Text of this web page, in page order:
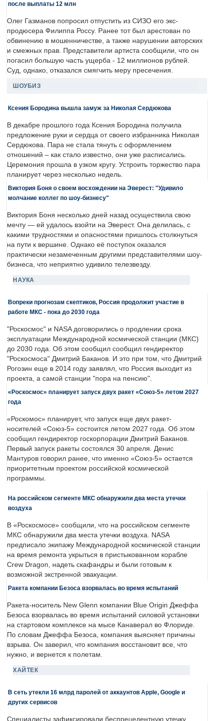
после выплаты 12 млн
Олег Газманов попросил отпустить из СИЗО его экс-
продюсера Филиппа Россу. Ранее тот был арестован по
обвинению в мошенничестве, а также нарушении авторских
и смежных прав. Представители артиста сообщили, что он
погасил большую часть ущерба - 12 миллионов рублей.
Суд, однако, отказался смягчить меру пресечения.
ШОУБИЗ
Ксения Бородина вышла замуж за Николая Сердюкова
В декабре прошлого года Ксения Бородина получила
предложение руки и сердца от своего избранника Николая
Сердюкова. Пара не стала тянуть с оформлением
отношений – как стало известно, они уже расписались.
Церемония прошла в узком кругу. Устроить торжество пара
планирует через несколько недель.
Виктория Боня о своем восхождении на Эверест: "Удивило
молчание коллег по шоу-бизнесу"
Виктория Боня несколько дней назад осуществила свою
мечту — ей удалось взойти на Эверест. Она делилась, с
какими трудностями и опасностями пришлось столкнуться
на пути к вершине. Однако её поступок оказался
практически незамеченным другими представителями шоу-
бизнеса, что неприятно удивило телезвезду.
НАУКА
Вопреки прогнозам скептиков, Россия продолжит участие в
работе МКС - пока до 2030 года
"Роскосмос" и NASA договорились о продлении срока
эксплуатации Международной космической станции (МКС)
до 2030 года. Об этом сообщил сообщил гендиректор
"Роскосмоса" Дмитрий Баканов. И это при том, что Дмитрий
Рогозин еще в 2014 году заявлял, что Россия выходит из
проекта, а самой станции "пора на пенсию".
«Роскосмос» планирует запуск двух ракет «Союз-5» летом 2027
года
«Роскомос» планирует, что запуск еще двух ракет-
носителей «Союз-5» состоится летом 2027 года. Об этом
сообщил гендиректор госкорпорации Дмитрий Баканов.
Первый запуск ракеты состоялся 30 апреля. Денис
Мантуров говорил ранее, что именно «Союз-5» остается
приоритетным проектом российской космической
программы.
На российском сегменте МКС обнаружили два места утечки
воздуха
В «Роскосмосе» сообщили, что на российском сегменте
МКС обнаружили два места утечки воздуха. NASA
предписало экипажу Международной космической станции
на время ремонта укрыться в пристыкованном корабле
Crew Dragon, надеть скафандры и были готовым к
возможной экстренной эвакуации.
Ракета компании Безоса взорвалась во время испытаний
Ракета-носитель New Glenn компании Blue Origin Джеффа
Безоса взорвалась во время испытаний силовой установки
на стартовом комплексе на мысе Канаверал во Флориде.
По словам Джеффа Безоса, компания выясняет причины
взрыва. Он заверил, что компания восстановит все, что
нужно, и вернется к полетам.
ХАЙТЕК
В сеть утекли 16 млрд паролей от аккаунтов Apple, Google и
других сервисов
Специалисты зафиксировали беспрецедентную утечку